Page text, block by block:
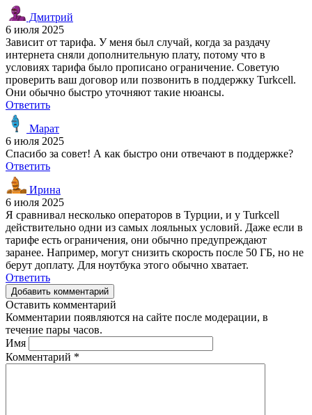
Дмитрий
6 июля 2025
Зависит от тарифа. У меня был случай, когда за раздачу
интернета сняли дополнительную плату, потому что в
условиях тарифа было прописано ограничение. Советую
проверить ваш договор или позвонить в поддержку Turkcell.
Они обычно быстро уточняют такие нюансы.
Ответить
Марат
6 июля 2025
Спасибо за совет! А как быстро они отвечают в поддержке?
Ответить
Ирина
6 июля 2025
Я сравнивал несколько операторов в Турции, и у Turkcell
действительно одни из самых лояльных условий. Даже если в
тарифе есть ограничения, они обычно предупреждают
заранее. Например, могут снизить скорость после 50 ГБ, но не
берут доплату. Для ноутбука этого обычно хватает.
Ответить
Добавить комментарий
Оставить комментарий
Комментарии появляются на сайте после модерации, в
течение пары часов.
Имя
Комментарий *